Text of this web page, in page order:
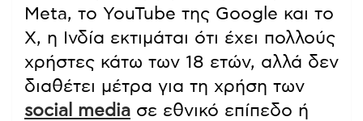
Meta, το YouTube της Google και το
X, η Ινδία εκτιμάται ότι έχει πολλούς
χρήστες κάτω των 18 ετών, αλλά δεν
διαθέτει μέτρα για τη χρήση των
social media σε εθνικό επίπεδο ή